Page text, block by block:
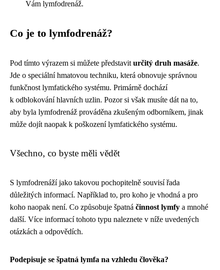
Vám lymfodrenáž.
Co je to lymfodrenáž?
Pod tímto výrazem si můžete představit určitý druh masáže.
Jde o speciální hmatovou techniku, která obnovuje správnou
funkčnost lymfatického systému. Primárně dochází
k odblokování hlavních uzlin. Pozor si však musíte dát na to,
aby byla lymfodrenáž prováděna zkušeným odborníkem, jinak
může dojít naopak k poškození lymfatického systému.
Všechno, co byste měli vědět
S lymfodrenáží jako takovou pochopitelně souvisí řada
důležitých informací. Například to, pro koho je vhodná a pro
koho naopak není. Co způsobuje špatná činnost lymfy a mnohé
další. Více informací tohoto typu naleznete v níže uvedených
otázkách a odpovědích.
Podepisuje se špatná lymfa na vzhledu člověka?